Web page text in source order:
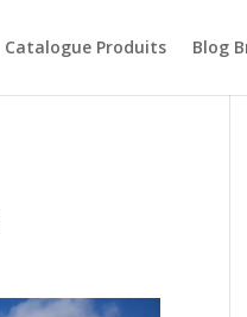
Catalogue Produits Blog